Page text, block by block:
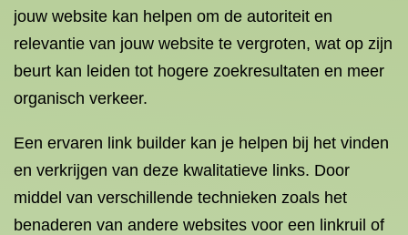
jouw website kan helpen om de autoriteit en
relevantie van jouw website te vergroten, wat op zijn
beurt kan leiden tot hogere zoekresultaten en meer
organisch verkeer.
Een ervaren link builder kan je helpen bij het vinden
en verkrijgen van deze kwalitatieve links. Door
middel van verschillende technieken zoals het
benaderen van andere websites voor een linkruil of